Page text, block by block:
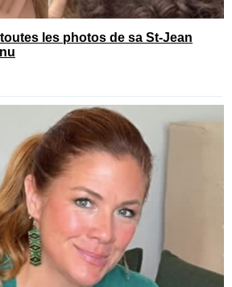
les photos de sa St-Jean